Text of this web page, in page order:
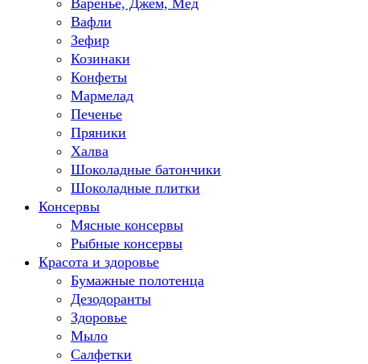
Варенье, Джем, Мёд
Вафли
Зефир
Козинаки
Конфеты
Мармелад
Печенье
Пряники
Халва
Шоколадные батончики
Шоколадные плитки
Консервы
Мясные консервы
Рыбные консервы
Красота и здоровье
Бумажные полотенца
Дезодоранты
Здоровье
Мыло
Салфетки